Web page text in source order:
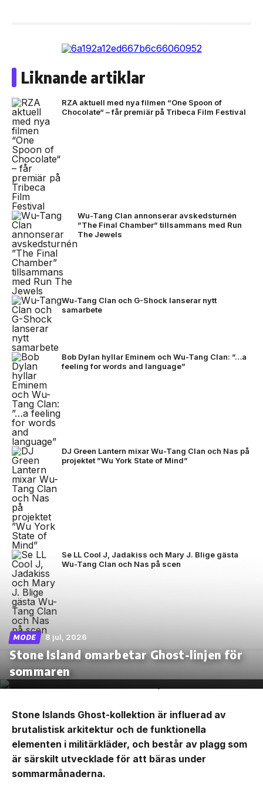
Liknande artiklar
RZA aktuell med nya filmen “One Spoon of
Chocolate“ – får premiär på Tribeca Film Festival
Wu-Tang Clan annonserar avskedsturnén
”The Final Chamber” tillsammans med Run
The Jewels
Wu-Tang Clan och G-Shock lanserar nytt
samarbete
Bob Dylan hyllar Eminem och Wu-Tang Clan: ”…a
feeling for words and language”
DJ Green Lantern mixar Wu-Tang Clan och Nas på
projektet ”Wu York State of Mind”
Se LL Cool J, Jadakiss och Mary J. Blige gästa
Wu-Tang Clan och Nas på scen
MODE 8 jul, 2026
Stone Island omarbetar Ghost-linjen för
sommaren
Stone Islands Ghost-kollektion är influerad av
brutalistisk arkitektur och de funktionella
elementen i militärkläder, och består av plagg som
är särskilt utvecklade för att bäras under
sommarmånaderna.